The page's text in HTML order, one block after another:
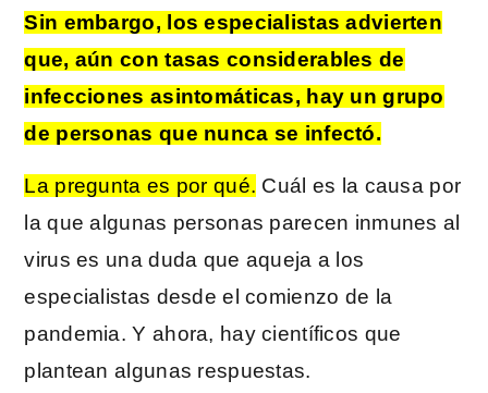
Sin embargo, los especialistas advierten
que, aún con tasas considerables de
infecciones asintomáticas, hay un grupo
de personas que nunca se infectó.
La pregunta es por qué. Cuál es la causa por
la que algunas personas parecen inmunes al
virus es una duda que aqueja a los
especialistas desde el comienzo de la
pandemia. Y ahora, hay científicos que
plantean algunas respuestas.